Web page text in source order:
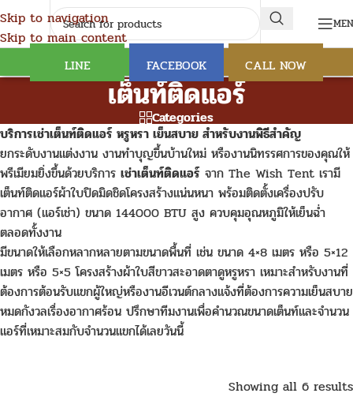
Skip to navigation
Skip to main content
LINE FACEBOOK CALL NOW
เต็นท์ติดแอร์
Categories
บริการเช่าเต็นท์ติดแอร์ หรูหรา เย็นสบาย สำหรับงานพิธีสำคัญ
ยกระดับงานแต่งงาน งานทำบุญขึ้นบ้านใหม่ หรืองานนิทรรศการของคุณให้
พรีเมียมยิ่งขึ้นด้วยบริการ เช่าเต็นท์ติดแอร์ จาก The Wish Tent เรามี
เต็นท์ติดแอร์ผ้าใบปิดมิดชิดโครงสร้างแน่นหนา พร้อมติดตั้งเครื่องปรับ
อากาศ (แอร์เช่า) ขนาด 144000 BTU สูง ควบคุมอุณหภูมิให้เย็นฉ่ำ
ตลอดทั้งงาน
มีขนาดให้เลือกหลากหลายตามขนาดพื้นที่ เช่น ขนาด 4×8 เมตร หรือ 5×12
เมตร หรือ 5×5 โครงสร้างผ้าใบสีขาวสะอาดตาดูหรูหรา เหมาะสำหรับงานที่
ต้องการต้อนรับแขกผู้ใหญ่หรืองานอีเวนต์กลางแจ้งที่ต้องการความเย็นสบาย
หมดกังวลเรื่องอากาศร้อน ปรึกษาทีมงานเพื่อคำนวณขนาดเต็นท์และจำนวน
แอร์ที่เหมาะสมกับจำนวนแขกได้เลยวันนี้
Showing all 6 results